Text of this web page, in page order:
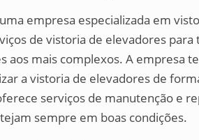
empresa especializada em
de vistoria de elevadores para
aos mais complexos. A empresa
a vistoria de elevadores de
serviços de manutenção e
sempre em boas condições.